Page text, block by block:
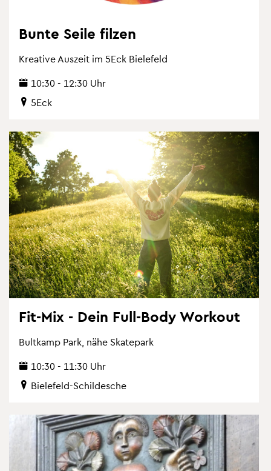
Bunte Seile fil­zen
Krea­ti­ve Aus­zeit im 5Eck Bie­le­feld
10:30 - 12:30 Uhr
5Eck
Fit-Mix - Dein Full-Body Work­out
Bult­kamp Park, nähe Skate­park
10:30 - 11:30 Uhr
Bie­le­feld-Schil­desche